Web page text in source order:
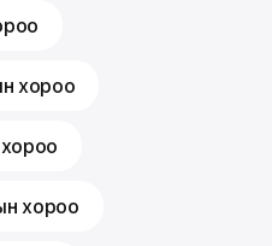
хороо
хороо